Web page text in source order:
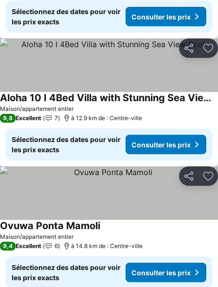
Sélectionnez des dates pour voir
les prix exacts
Consulter les prix
Partager
Maison/appartement entier
Aloha 10 I 4Bed Villa with Stunning Sea View Pool
9,8 Excellent 7 à 12.9 km de : Centre-ville
Sélectionnez des dates pour voir
les prix exacts
Consulter les prix
Partager
Maison/appartement entier
Ovuwa Ponta Mamoli
9,4 Excellent 6 à 14.8 km de : Centre-ville
Sélectionnez des dates pour voir
les prix exacts
Consulter les prix